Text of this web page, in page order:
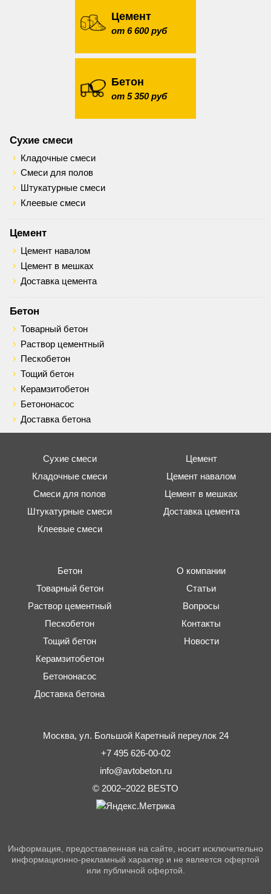
Цемент
от 6 600 руб
Бетон
от 5 350 руб
Сухие смеси
Кладочные смеси
Смеси для полов
Штукатурные смеси
Клеевые смеси
Цемент
Цемент навалом
Цемент в мешках
Доставка цемента
Бетон
Товарный бетон
Раствор цементный
Пескобетон
Тощий бетон
Керамзитобетон
Бетононасос
Доставка бетона
Сухие смеси
Кладочные смеси
Смеси для полов
Штукатурные смеси
Клеевые смеси
Цемент
Цемент навалом
Цемент в мешках
Доставка цемента
Бетон
Товарный бетон
Раствор цементный
Пескобетон
Тощий бетон
Керамзитобетон
Бетононасос
Доставка бетона
О компании
Статьи
Вопросы
Контакты
Новости
Москва, ул. Большой Каретный переулок 24
+7 495 626-00-02
info@avtobeton.ru
© 2002–2022 BESTO
Информация, предоставленная на сайте, носит исключительно
информационно-рекламный характер и не является офертой
или публичной офертой.